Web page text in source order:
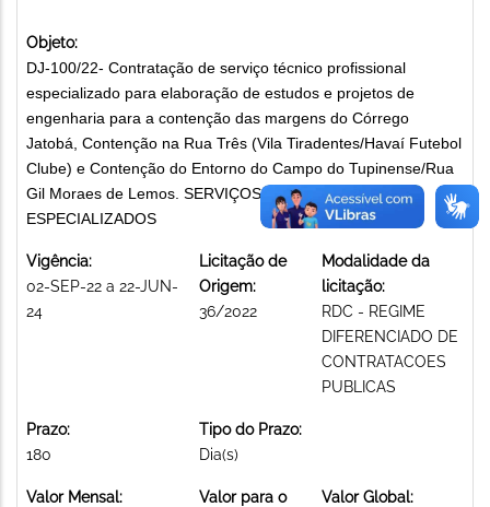
Objeto:
DJ-100/22- Contratação de serviço técnico profissional
especializado para elaboração de estudos e projetos de
engenharia para a contenção das margens do Córrego
Jatobá, Contenção na Rua Três (Vila Tiradentes/Havaí Futebol
Clube) e Contenção do Entorno do Campo do Tupinense/Rua
Gil Moraes de Lemos. SERVIÇOS TÉCNICOS
ESPECIALIZADOS
Vigência:
02-SEP-22 a 22-JUN-
24
Licitação de
Origem:
36/2022
Modalidade da
licitação:
RDC - REGIME
DIFERENCIADO DE
CONTRATACOES
PUBLICAS
Prazo:
180
Tipo do Prazo:
Dia(s)
Valor Mensal:
Valor para o
Valor Global: